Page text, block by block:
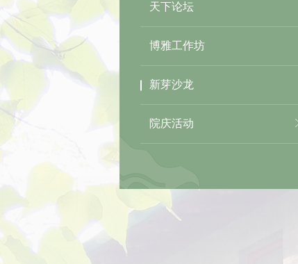
天下论坛
博雅工作坊
新芽沙龙
院庆活动